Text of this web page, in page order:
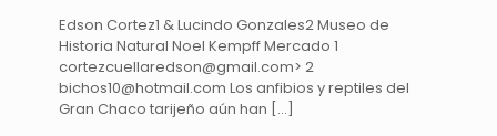
Edson Cortez1 & Lucindo Gonzales2 Museo de
Historia Natural Noel Kempff Mercado 1
cortezcuellaredson@gmail.com> 2
bichos10@hotmail.com Los anfibios y reptiles del
Gran Chaco tarijeño aún han […]